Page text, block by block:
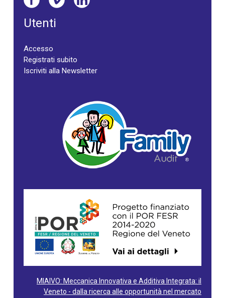
Utenti
Accesso
Registrati subito
Iscriviti alla Newsletter
MIAIVO: Meccanica Innovativa e Additiva Integrata: il
Veneto - dalla ricerca alle opportunità nel mercato